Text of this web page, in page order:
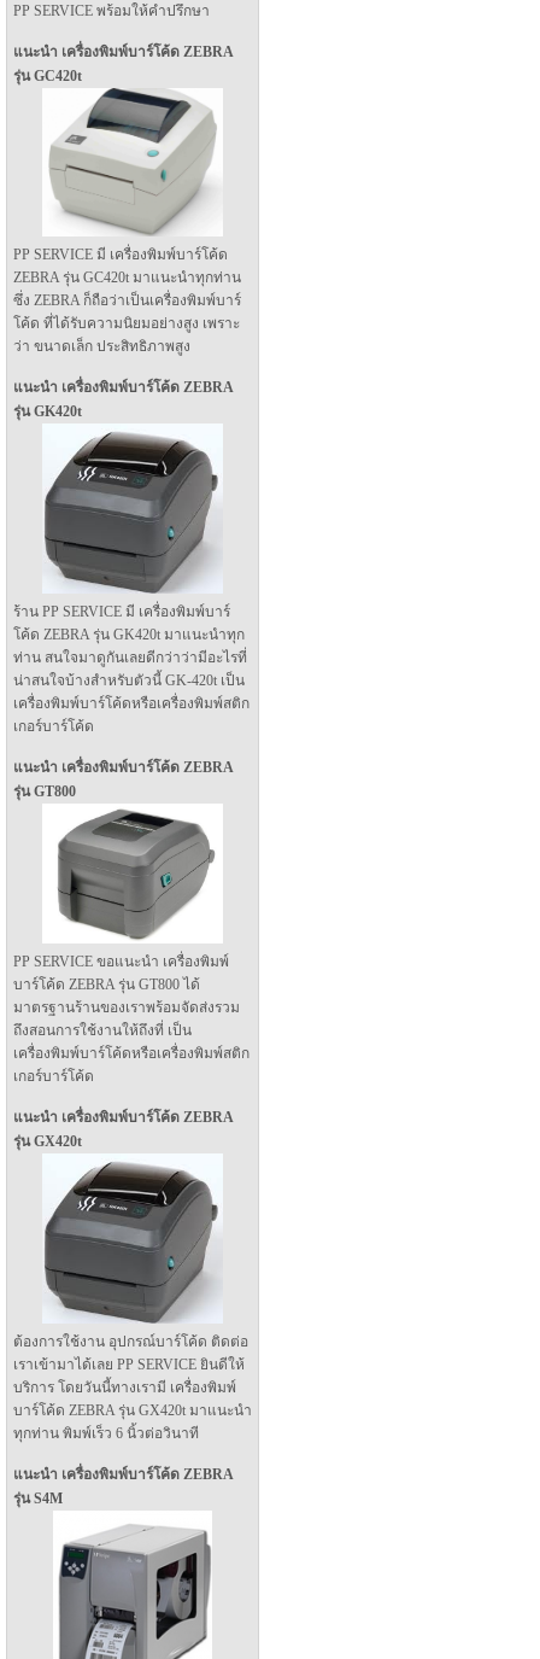
PP SERVICE พร้อมให้คำปรึกษา
แนะนำ เครื่องพิมพ์บาร์โค้ด ZEBRA
รุ่น GC420t
PP SERVICE มี เครื่องพิมพ์บาร์โค้ด
ZEBRA รุ่น GC420t มาแนะนำทุกท่าน
ซึ่ง ZEBRA ก็ถือว่าเป็นเครื่องพิมพ์บาร์
โค้ด ที่ได้รับความนิยมอย่างสูง เพราะ
ว่า ขนาดเล็ก ประสิทธิภาพสูง
แนะนำ เครื่องพิมพ์บาร์โค้ด ZEBRA
รุ่น GK420t
ร้าน PP SERVICE มี เครื่องพิมพ์บาร์
โค้ด ZEBRA รุ่น GK420t มาแนะนำทุก
ท่าน สนใจมาดูกันเลยดีกว่าว่ามีอะไรที่
น่าสนใจบ้างสำหรับตัวนี้ GK-420t เป็น
เครื่องพิมพ์บาร์โค้ดหรือเครื่องพิมพ์สติก
เกอร์บาร์โค้ด
แนะนำ เครื่องพิมพ์บาร์โค้ด ZEBRA
รุ่น GT800
PP SERVICE ขอแนะนำ เครื่องพิมพ์
บาร์โค้ด ZEBRA รุ่น GT800 ได้
มาตรฐานร้านของเราพร้อมจัดส่งรวม
ถึงสอนการใช้งานให้ถึงที่ เป็น
เครื่องพิมพ์บาร์โค้ดหรือเครื่องพิมพ์สติก
เกอร์บาร์โค้ด
แนะนำ เครื่องพิมพ์บาร์โค้ด ZEBRA
รุ่น GX420t
ต้องการใช้งาน อุปกรณ์บาร์โค้ด ติดต่อ
เราเข้ามาได้เลย PP SERVICE ยินดีให้
บริการ โดยวันนี้ทางเรามี เครื่องพิมพ์
บาร์โค้ด ZEBRA รุ่น GX420t มาแนะนำ
ทุกท่าน พิมพ์เร็ว 6 นิ้วต่อวินาที
แนะนำ เครื่องพิมพ์บาร์โค้ด ZEBRA
รุ่น S4M